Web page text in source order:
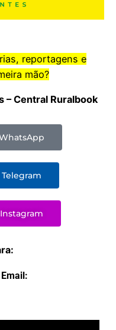
reportagens e
mão?
– Central Ruralbook
Email: